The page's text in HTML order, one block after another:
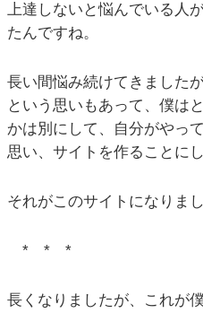
上達しないと悩んでいる人
たんですね。
長い間悩み続けてきました
という思いもあって、僕は
かは別にして、自分がやっ
思い、サイトを作ることにし
それがこのサイトになりまし
* * *
長くなりましたが、これが